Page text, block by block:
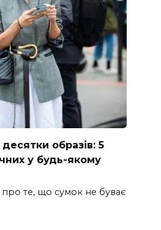
образів: 5
у будь-якому
про те, що сумок не буває